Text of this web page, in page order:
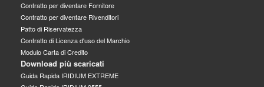
Contratto per diventare Fornitore
Contratto per diventare Rivenditori
Patto di Riservatezza
Contratto di Licenza d'uso del Marchio
Modulo Carta di Credito
Download più scaricati
Guida Rapida IRIDIUM EXTREME